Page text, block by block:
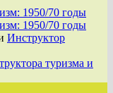
1950/70 годы
1950/70 годы
Инструктор
туризма и